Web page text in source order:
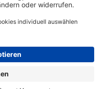
Ihr Online Fachhandel für
oder den Alltag mit
macht, finden Sie
Beleuchtung,
günstige Angebote und